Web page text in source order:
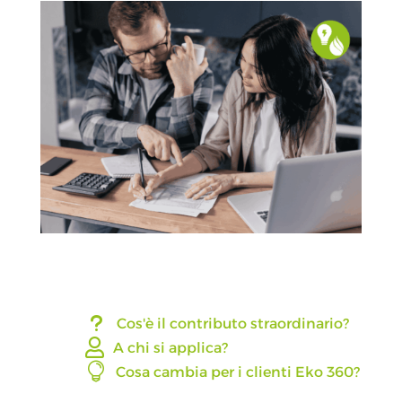
u Cos'è il contributo straordinario?
 A chi si applica?
 Cosa cambia per i clienti Eko 360?